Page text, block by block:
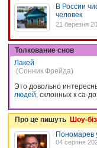
В России
человек
21 березня
Толкование снов
Лакей
(Сонник Фрейда)
Это довольно
людей, склонных к са-
Про це пишуть Шоу-
Пономарев
04 серпня